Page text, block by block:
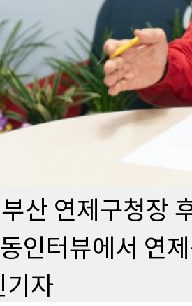
산 연제구청장
인터뷰에서 연
자